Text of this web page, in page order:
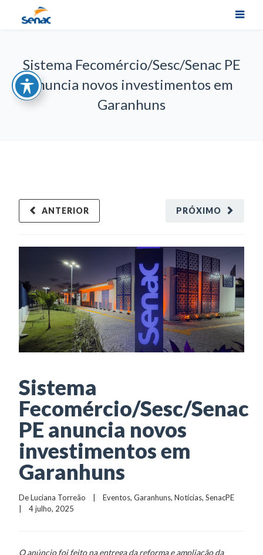
Sistema Fecomércio/Sesc/Senac PE
anuncia novos investimentos em
Garanhuns
PRÓXIMO
ANTERIOR
Sistema
Fecomércio/Sesc/Senac
PE anuncia novos
investimentos em
Garanhuns
De Luciana Torreão
    |
Eventos, Garanhuns, Notícias, SenacPE
|    4 julho, 2025
O anúncio foi feito na entrega da reforma e ampliação da